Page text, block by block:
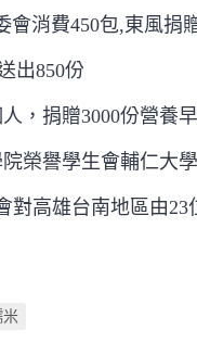
消費450包,東風捐
出850份
，捐贈3000份營養
榮譽學生會輔仁大
高雄台南地區由23
米